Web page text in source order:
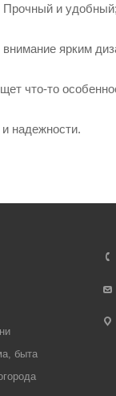
Прочный и удобный;
ярким
что-то
надежности.
быта